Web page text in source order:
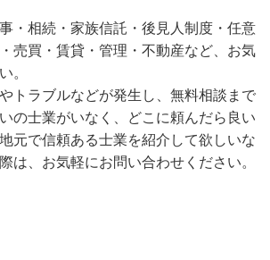
・相続・家族信託・後見人制度・任意
売買・賃貸・管理・不動産など、お気
。
トラブルなどが発生し、無料相談まで
の士業がいなく、どこに頼んだら良い
元で信頼ある士業を紹介して欲しいな
は、お気軽にお問い合わせください。